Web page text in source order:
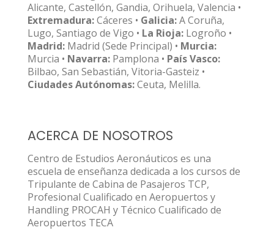
Alicante, Castellón, Gandia, Orihuela, Valencia •
Extremadura:Cáceres • Galicia:A Coruña,
Lugo, Santiago de Vigo • La Rioja: Logroño •
Madrid: Madrid (Sede Principal) • Murcia:
Murcia • Navarra: Pamplona • País Vasco:
Bilbao, San Sebastián, Vitoria-Gasteiz •
Ciudades Autónomas:Ceuta, Melilla.
ACERCA DE NOSOTROS
Centro de Estudios Aeronáuticos es una
escuela de enseñanza dedicada a los cursos de
Tripulante de Cabina de Pasajeros TCP,
Profesional Cualificado en Aeropuertos y
Handling PROCAH y Técnico Cualificado de
Aeropuertos TECA